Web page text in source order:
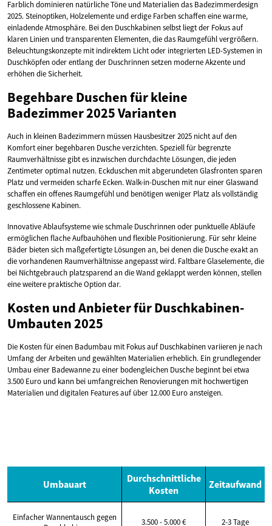
Farblich dominieren natürliche Töne und Materialien das Badezimmerdesign
2025. Steinoptiken, Holzelemente und erdige Farben schaffen eine warme,
einladende Atmosphäre. Bei den Duschkabinen selbst liegt der Fokus auf
klaren Linien und transparenten Elementen, die das Raumgefühl vergrößern.
Beleuchtungskonzepte mit indirektem Licht oder integrierten LED-Systemen in
Duschköpfen oder entlang der Duschrinnen setzen moderne Akzente und
erhöhen die Sicherheit.
Begehbare Duschen für kleine
Badezimmer 2025 Varianten
Auch in kleinen Badezimmern müssen Hausbesitzer 2025 nicht auf den
Komfort einer begehbaren Dusche verzichten. Speziell für begrenzte
Raumverhältnisse gibt es inzwischen durchdachte Lösungen, die jeden
Zentimeter optimal nutzen. Eckduschen mit abgerundeten Glasfronten sparen
Platz und vermeiden scharfe Ecken. Walk-in-Duschen mit nur einer Glaswand
schaffen ein offenes Raumgefühl und benötigen weniger Platz als vollständig
geschlossene Kabinen.
Innovative Ablaufsysteme wie schmale Duschrinnen oder punktuelle Abläufe
ermöglichen flache Aufbauhöhen und flexible Positionierung. Für sehr kleine
Bäder bieten sich maßgefertigte Lösungen an, bei denen die Dusche exakt an
die vorhandenen Raumverhältnisse angepasst wird. Faltbare Glaselemente, die
bei Nichtgebrauch platzsparend an die Wand geklappt werden können, stellen
eine weitere praktische Option dar.
Kosten und Anbieter für Duschkabinen-
Umbauten 2025
Die Kosten für einen Badumbau mit Fokus auf Duschkabinen variieren je nach
Umfang der Arbeiten und gewählten Materialien erheblich. Ein grundlegender
Umbau einer Badewanne zu einer bodengleichen Dusche beginnt bei etwa
3.500 Euro und kann bei umfangreichen Renovierungen mit hochwertigen
Materialien und digitalen Features auf über 12.000 Euro ansteigen.
Umbauart
Durchschnittliche
Kosten
Zeitaufwand
Einfacher Wannentausch gegen
3.500 - 5.000 € 2-3 Tage